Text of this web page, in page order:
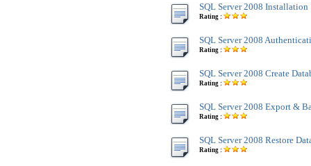
SQL Server 2008 Installation
Rating :
SQL Server 2008
Rating :
SQL Server 2008 Create
Rating :
SQL Server 2008 Export &
Rating :
SQL Server 2008 Restore
Rating :